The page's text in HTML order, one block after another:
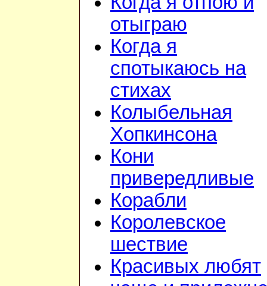
отыграю
Когда я
спотыкаюсь на
стихах
Колыбельная
Хопкинсона
Кони
привередливые
Корабли
Королевское
шествие
Красивых любят